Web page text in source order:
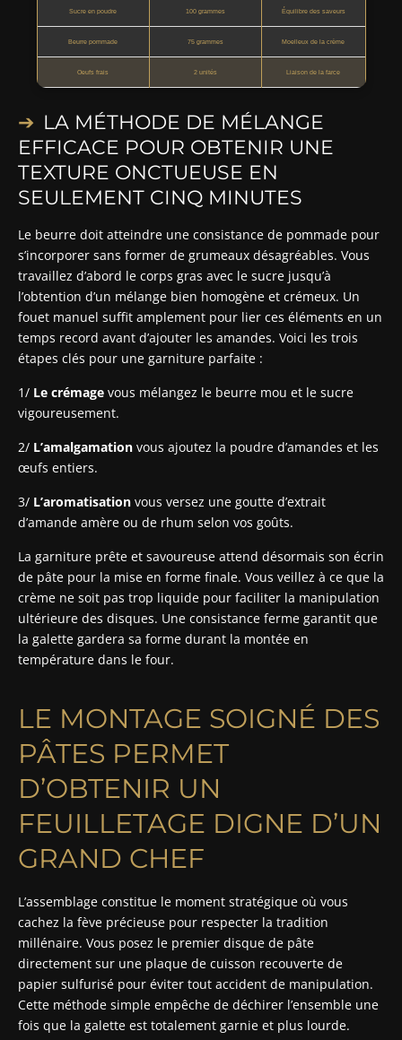
Sucre en poudre 100 grammes Équilibre des saveurs
Beurre pommade 75 grammes Moelleux de la crème
Oeufs frais 2 unités Liaison de la farce
LA MÉTHODE DE MÉLANGE
EFFICACE POUR OBTENIR UNE
TEXTURE ONCTUEUSE EN
SEULEMENT CINQ MINUTES
Le beurre doit atteindre une consistance de pommade pour
s’incorporer sans former de grumeaux désagréables. Vous
travaillez d’abord le corps gras avec le sucre jusqu’à
l’obtention d’un mélange bien homogène et crémeux. Un
fouet manuel suffit amplement pour lier ces éléments en un
temps record avant d’ajouter les amandes. Voici les trois
étapes clés pour une garniture parfaite :
1/ Le crémage vous mélangez le beurre mou et le sucre
vigoureusement.
2/ L’amalgamation vous ajoutez la poudre d’amandes et les
œufs entiers.
3/ L’aromatisation vous versez une goutte d’extrait
d’amande amère ou de rhum selon vos goûts.
La garniture prête et savoureuse attend désormais son écrin
de pâte pour la mise en forme finale. Vous veillez à ce que la
crème ne soit pas trop liquide pour faciliter la manipulation
ultérieure des disques. Une consistance ferme garantit que
la galette gardera sa forme durant la montée en
température dans le four.
LE MONTAGE SOIGNÉ DES
PÂTES PERMET
D’OBTENIR UN
FEUILLETAGE DIGNE D’UN
GRAND CHEF
L’assemblage constitue le moment stratégique où vous
cachez la fève précieuse pour respecter la tradition
millénaire. Vous posez le premier disque de pâte
directement sur une plaque de cuisson recouverte de
papier sulfurisé pour éviter tout accident de manipulation.
Cette méthode simple empêche de déchirer l’ensemble une
fois que la galette est totalement garnie et plus lourde.